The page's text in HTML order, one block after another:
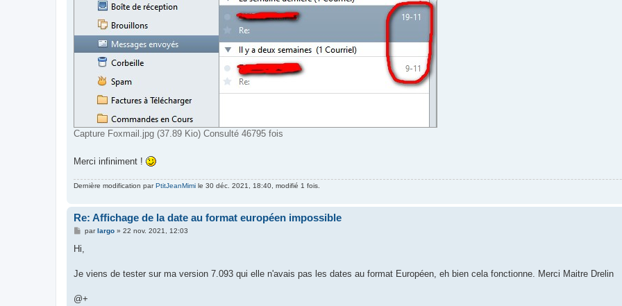
Capture Foxmail.jpg (37.89 Kio) Consulté 46795 fois
Merci infiniment !
Dernière modification parPtitJeanMimi le 30 déc. 2021, 18:40, modifié 1 fois.
Re: Affichage de la date au format européen impossible
M
s
g
parlargo» 22 nov. 2021, 12:03
Hi,
Je viens de tester sur ma version 7.093 qui elle n'avais pas les dates au format Européen, eh bien cela fonctionne. Merci Maitre Drelin
@+